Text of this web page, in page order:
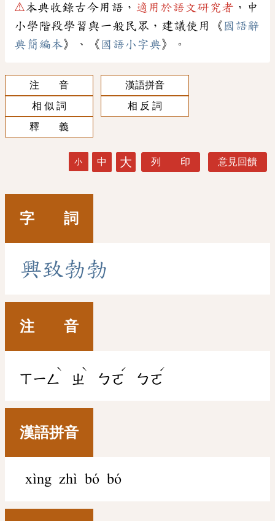
⚠本典收錄古今用語， 適用於語文研究者 ，中
小學階段學習與一般民眾，建議使用《 國語辭
典簡編本》、《 國語小字典》。
注 音
漢語拼音
相 似 詞
相 反 詞
釋 義
小 中 大 列 印 意見回饋
字 詞
興致勃勃
注 音
ㄒㄧㄥ
ˋ
ㄓ
ˋ
ㄅㄛ
ˊ
ㄅㄛ
ˊ
漢語拼音
xìng zhì bó bó